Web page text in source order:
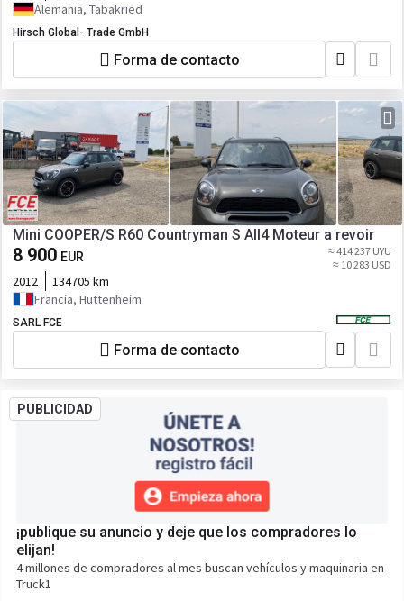
Alemania, Tabakried
Hirsch Global- Trade GmbH
Forma de contacto
Mini COOPER/S R60 Countryman S All4 Moteur a revoir
8 900 EUR
≈ 414 237 UYU
≈ 10 283 USD
2012
134705 km
Francia, Huttenheim
SARL FCE
Forma de contacto
PUBLICIDAD
¡publique su anuncio y deje que los compradores lo
elijan!
4 millones de compradores al mes buscan vehículos y maquinaria en
Truck1